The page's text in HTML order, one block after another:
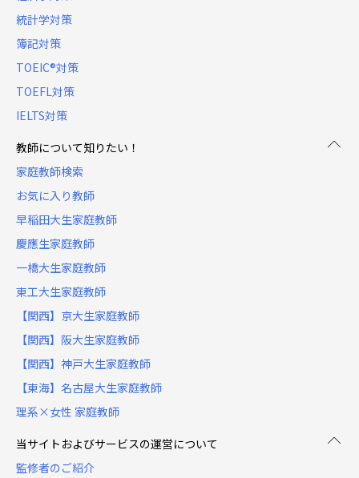
統計学対策
簿記対策
TOEIC®対策
TOEFL対策
IELTS対策
教師について知りたい！
家庭教師検索
お気に入り教師
早稲田大生家庭教師
慶應生家庭教師
一橋大生家庭教師
東工大生家庭教師
【関西】京大生家庭教師
【関西】阪大生家庭教師
【関西】神戸大生家庭教師
【東海】名古屋大生家庭教師
理系×女性 家庭教師
当サイトおよびサービスの運営について
監修者のご紹介